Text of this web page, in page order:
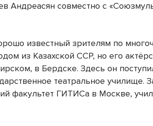
Андреасян совместно с
известный зрителям по
из Казахской ССР, но его
в Бердске. Здесь он
театральное училище.
факультет ГИТИСа в Москве,